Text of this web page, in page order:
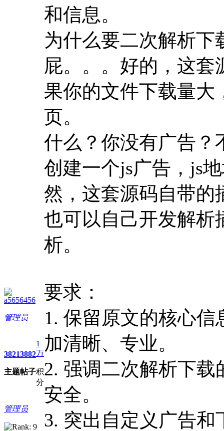
a5656456
管理员
3821
主题
3882
帖子
1
万
积
分
管理员
和信息。
为什么要二次解析下
屁。。。好的，这套
果你的文件下载量大
页。
什么？你没有广告？
创建一个js广告，js
然，这套源码自带的
也可以自己开发解析
析。
要求：
1. 保留原文的核心
加清晰、专业。
2. 强调二次解析下
安全。
3. 突出自定义广告